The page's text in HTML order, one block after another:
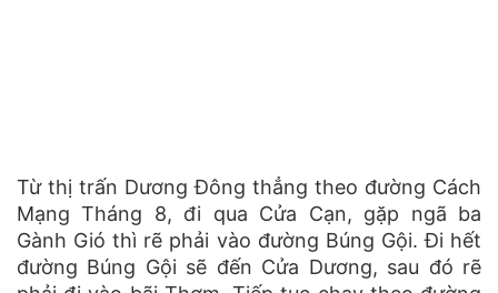
Từ thị trấn Dương Đông thẳng theo đường Cách
Mạng Tháng 8, đi qua Cửa Cạn, gặp ngã ba
Gành Gió thì rẽ phải vào đường Búng Gội. Đi hết
đường Búng Gội sẽ đến Cửa Dương, sau đó rẽ